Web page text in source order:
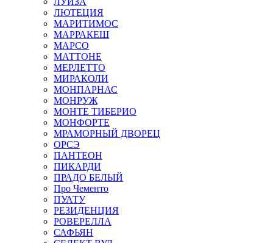
ЛЮТЕЦИЯ
МАРИТИМОС
МАРРАКЕШ
МАРСО
МАТТОНЕ
МЕРЛЕТТО
МИРАКОЛИ
МОНПАРНАС
МОНРУЖ
МОНТЕ ТИБЕРИО
МОНФОРТЕ
МРАМОРНЫЙ ДВОРЕЦ
ОРСЭ
ПАНТЕОН
ПИКАРДИ
ПРАДО БЕЛЫЙ
Про Чементо
ПУАТУ
РЕЗИДЕНЦИЯ
РОВЕРЕЛЛА
САФЬЯН